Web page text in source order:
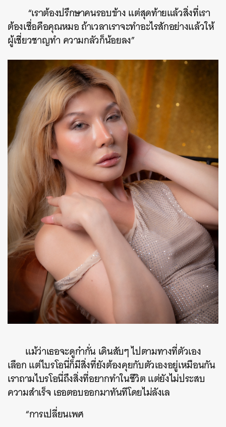
“เราต้องปรึกษาคนรอบข้าง แต่สุดท้ายแล้วสิ่งที่เรา
ต้องเชื่อคือคุณหมอ ถ้าเวลาเราจะทำอะไรสักอย่างแล้วให้
ผู้เชี่ยวชาญทำ ความกลัวก็น้อยลง”
แม้ว่าเธอจะดูก๋ากั่น เดินสับๆ ไปตามทางที่ตัวเอง
เลือก แต่ไบรโอนี่ก็มีสิ่งที่ยังต้องคุยกับตัวเองอยู่เหมือนกัน
เราถามไบรโอนี่ถึงสิ่งที่อยากทำในชีวิต แต่ยังไม่ประสบ
ความสำเร็จ เธอตอบออกมาทันทีโดยไม่ลังเล
“การเปลี่ยนเพศ